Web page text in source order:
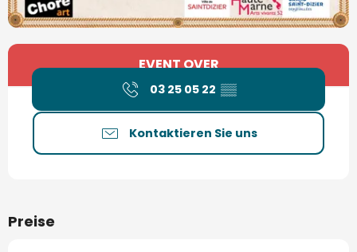
Öffnungszeiten & Kontaktdaten
EVENT OVER
03 25 05 22 ▒▒
Kontaktieren Sie uns
Preise